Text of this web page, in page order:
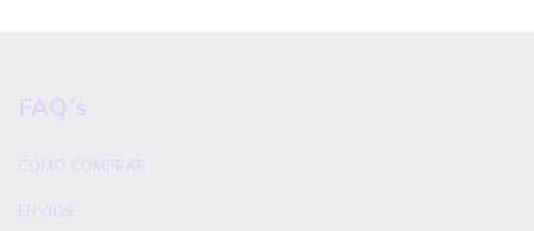
FAQ´s
CÓMO COMPRAR
ENVIOS